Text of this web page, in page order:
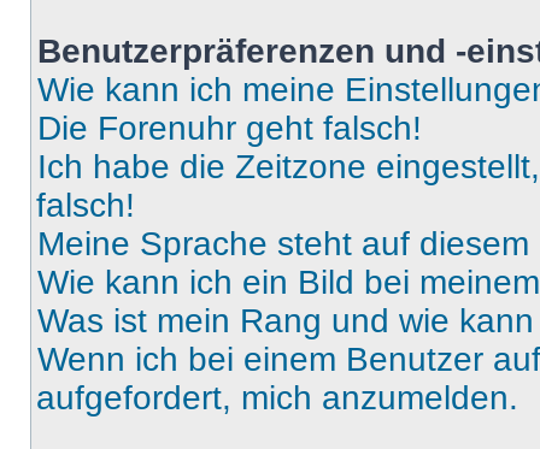
Benutzerpräferenzen und -
Wie kann ich meine
Die Forenuhr geht falsch!
Ich habe die Zeitzone
falsch!
Meine Sprache steht auf
Wie kann ich ein Bild bei
Was ist mein Rang und wie
Wenn ich bei einem Benutzer
aufgefordert, mich anzumelden.